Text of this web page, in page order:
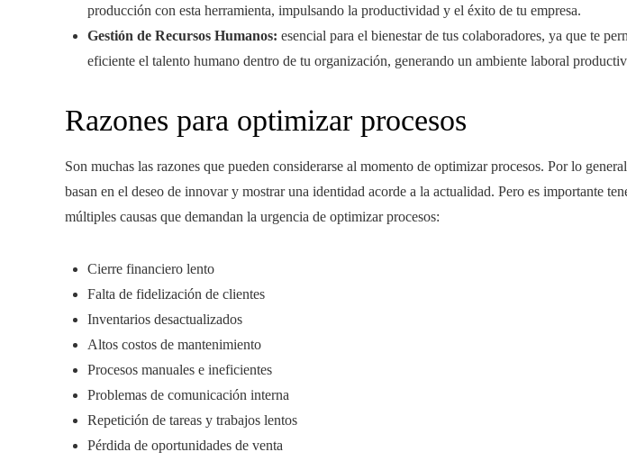
producción con esta herramienta, impulsando la productividad y el éxito de tu empresa.
Gestión de Recursos Humanos: esencial para el bienestar de tus colaboradores, ya que te
eficiente el talento humano dentro de tu organización, generando un ambiente laboral
Razones para optimizar procesos
Son muchas las razones que pueden considerarse al momento de optimizar procesos. Por lo
basan en el deseo de innovar y mostrar una identidad acorde a la actualidad. Pero es importante
múltiples causas que demandan la urgencia de optimizar procesos:
Cierre financiero lento
Falta de fidelización de clientes
Inventarios desactualizados
Altos costos de mantenimiento
Procesos manuales e ineficientes
Problemas de comunicación interna
Repetición de tareas y trabajos lentos
Pérdida de oportunidades de venta